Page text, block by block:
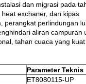
dan migrasi pada
exchaner, dan kipas
perangkat perlindungan
aliran
tahan cuaca yang kuat
Parameter Teknis
ET8080115-UP